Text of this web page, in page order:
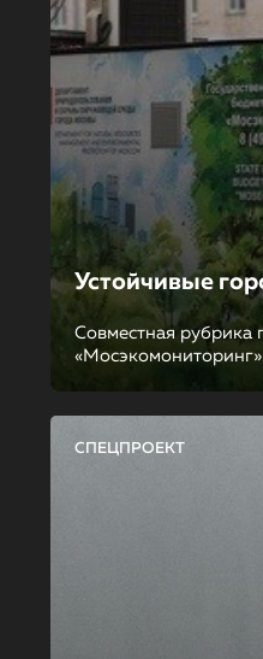
Устойчивые
Совместная рубрика
«Мосэкомониторинг»
СПЕЦПРОЕКТ